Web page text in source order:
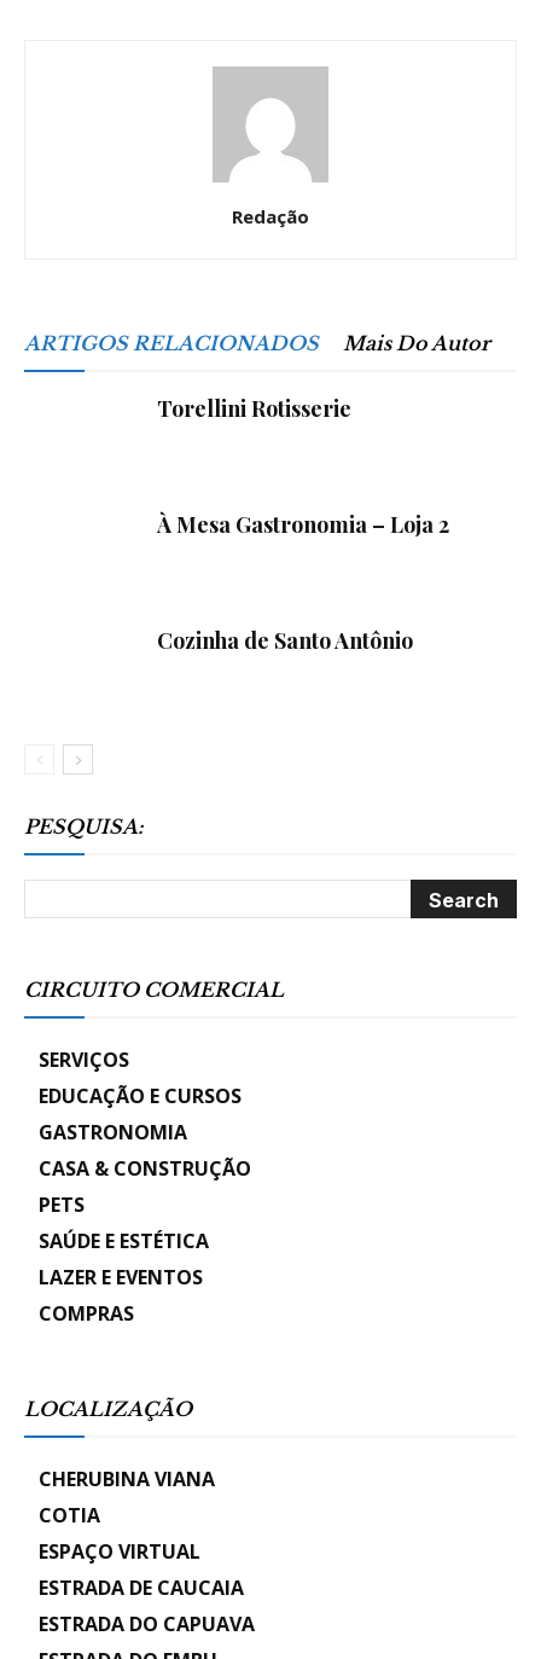
Redação
ARTIGOS RELACIONADOS Mais Do Autor
Torellini Rotisserie
À Mesa Gastronomia – Loja 2
Cozinha de Santo Antônio
PESQUISA:
CIRCUITO COMERCIAL
SERVIÇOS
EDUCAÇÃO E CURSOS
GASTRONOMIA
CASA & CONSTRUÇÃO
PETS
SAÚDE E ESTÉTICA
LAZER E EVENTOS
COMPRAS
LOCALIZAÇÃO
CHERUBINA VIANA
COTIA
ESPAÇO VIRTUAL
ESTRADA DE CAUCAIA
ESTRADA DO CAPUAVA